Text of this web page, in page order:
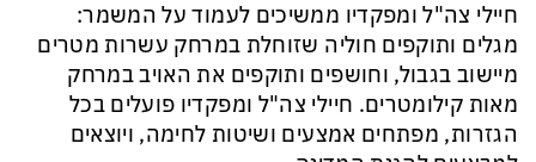
חיילי צה"ל ומפקדיו ממשיכים לעמוד על המשמר:
מגלים ותוקפים חוליה שזוחלת במרחק עשרות מטרים
מיישוב בגבול, וחושפים ותוקפים את האויב במרחק
מאות קילומטרים. חיילי צה"ל ומפקדיו פועלים בכל
הגזרות, מפתחים אמצעים ושיטות לחימה, ויוצאים